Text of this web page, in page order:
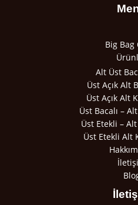
Big Bag
Alt Üst
Üst Açık Alt
Üst Açık Alt
Üst Bacalı –
Üst Etekli –
Üst Etekli Alt